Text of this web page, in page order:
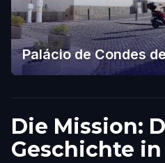
Palácio de Condes
Die Mission:
Geschichte in